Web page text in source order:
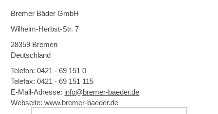
Bremer Bäder GmbH
Wilhelm-Herbst-Str. 7
28359 Bremen
Deutschland
Telefon:0421 - 69 151 0
Telefax:0421 - 69 151 115
E-Mail-Adresse: info@bremer-baeder.de
Webseite:www.bremer-baeder.de